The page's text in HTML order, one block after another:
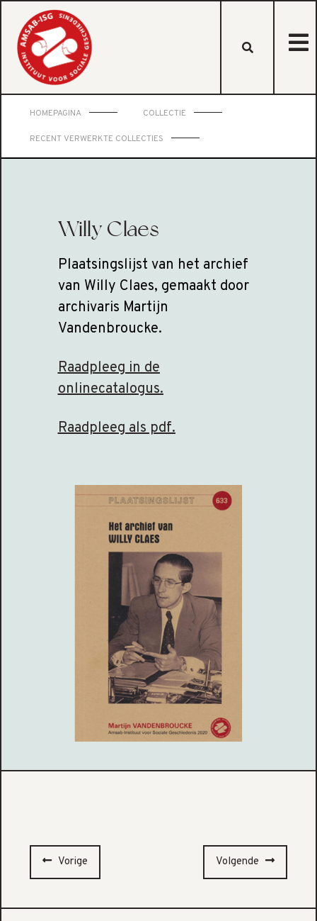
HOMEPAGINA COLLECTIE
RECENT VERWERKTE COLLECTIES
Willy Claes
Plaatsingslijst van het archief
van Willy Claes, gemaakt door
archivaris Martijn
Vandenbroucke.
Raadpleeg in de
onlinecatalogus.
Raadpleeg als pdf.
Vorige Volgende